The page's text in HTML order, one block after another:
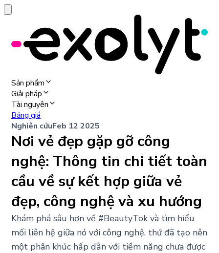
Sản phẩm
Giải pháp
Tài nguyên
Bảng giá
Nghiên cứuFeb 12 2025
Nơi vẻ đẹp gặp gỡ công
nghệ: Thông tin chi tiết toàn
cầu về sự kết hợp giữa vẻ
đẹp, công nghệ và xu hướng
Khám phá sâu hơn về #BeautyTok và tìm hiểu
mối liên hệ giữa nó với công nghệ, thứ đã tạo nên
một phân khúc hấp dẫn với tiềm năng chưa được